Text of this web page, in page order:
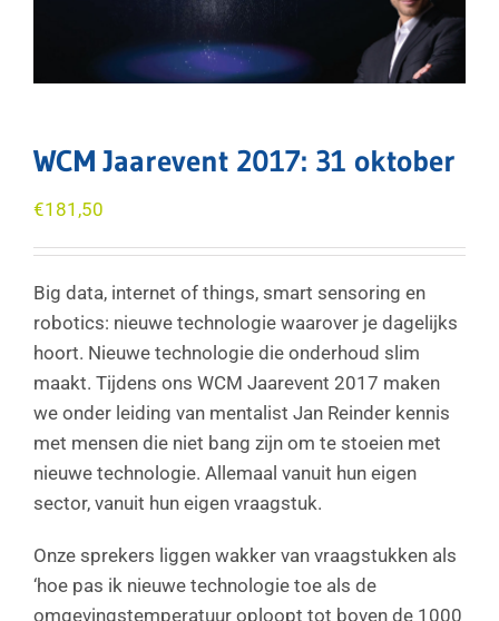
WCM Jaarevent 2017: 31 oktober
€181,50
Big data, internet of things, smart sensoring en
robotics: nieuwe technologie waarover je dagelijks
hoort. Nieuwe technologie die onderhoud slim
maakt. Tijdens ons WCM Jaarevent 2017 maken
we onder leiding van mentalist Jan Reinder kennis
met mensen die niet bang zijn om te stoeien met
nieuwe technologie. Allemaal vanuit hun eigen
sector, vanuit hun eigen vraagstuk.
Onze sprekers liggen wakker van vraagstukken als
‘hoe pas ik nieuwe technologie toe als de
omgevingstemperatuur oploopt tot boven de 1000